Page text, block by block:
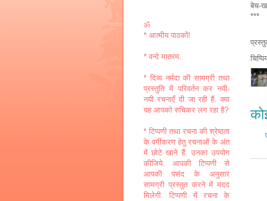
बेच-
***
ॐ
* आत्मीय पाठकों!
* वन्दे मातरम.
* दिव्य नर्मदा की सामग्री तथा
प्रस्तुति में परिवर्तन कर नयी-
नयी रचनाएँ दी जा रही हैं. क्या
यह आपको रुचिकर लग रहा है?
* टिप्पणी तथा रचना की श्रेष्ठता
के वर्गीकरण हेतु रचनाओं के अंत
में छोटे खाने हैं. उनका उपयोग
कीजिये. आपकी टिप्पणी से
आपकी पसंद के अनुसार
सामग्री प्रस्तुत करने में मदद
मिलेगी. टिप्पणी में रचना के